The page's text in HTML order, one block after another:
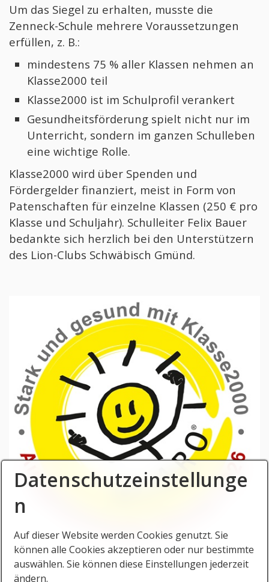
Um das Siegel zu erhalten, musste die
Zenneck-Schule mehrere Voraussetzungen
erfüllen, z. B.:
mindestens 75 % aller Klassen nehmen an
Klasse2000 teil
Klasse2000 ist im Schulprofil verankert
Gesundheitsförderung spielt nicht nur im
Unterricht, sondern im ganzen Schulleben
eine wichtige Rolle.
Klasse2000 wird über Spenden und
Fördergelder finanziert, meist in Form von
Patenschaften für einzelne Klassen (250 € pro
Klasse und Schuljahr). Schulleiter Felix Bauer
bedankte sich herzlich bei den Unterstützern
des Lion-Clubs Schwäbisch Gmünd.
Datenschutzeinstellunge
n
Auf dieser Website werden Cookies genutzt. Sie
können alle Cookies akzeptieren oder nur bestimmte
auswählen. Sie können diese Einstellungen jederzeit
ändern.